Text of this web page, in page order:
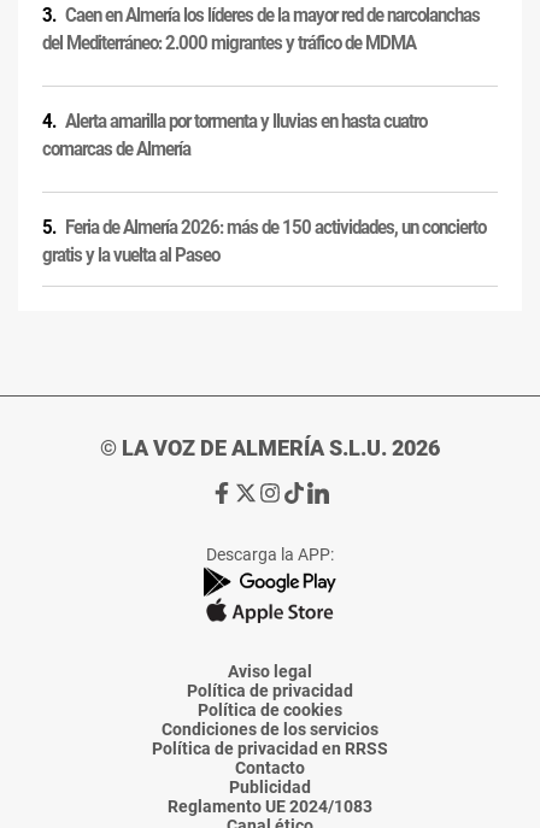
Caen en Almería los líderes de la mayor red de narcolanchas
del Mediterráneo: 2.000 migrantes y tráfico de MDMA
Alerta amarilla por tormenta y lluvias en hasta cuatro
comarcas de Almería
Feria de Almería 2026: más de 150 actividades, un concierto
gratis y la vuelta al Paseo
© LA VOZ DE ALMERÍA S.L.U. 2026
Ir
de
La
Voz
Almería
Ir
de
La
Voz
Almería
Ir
de
La
Voz
Almería
Ir
de
La
Voz
Almería
Ir
de
La
Voz
Descarga la APP:
Aviso legal
Política de privacidad
Política de cookies
Condiciones de los servicios
Política de privacidad en RRSS
Contacto
Publicidad
Reglamento UE 2024/1083